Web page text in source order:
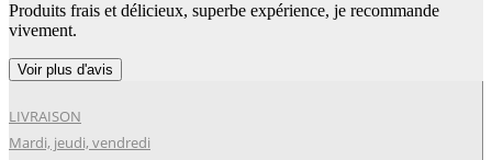
Produits frais et délicieux, superbe expérience, je recommande
vivement.
Voir plus d'avis
LIVRAISON
Mardi, jeudi, vendredi